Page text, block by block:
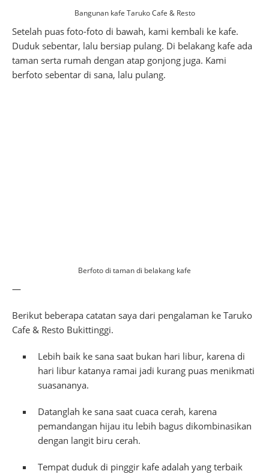
Bangunan kafe Taruko Cafe & Resto
Setelah puas foto-foto di bawah, kami kembali ke kafe.
Duduk sebentar, lalu bersiap pulang. Di belakang kafe ada
taman serta rumah dengan atap gonjong juga. Kami
berfoto sebentar di sana, lalu pulang.
Berfoto di taman di belakang kafe
—
Berikut beberapa catatan saya dari pengalaman ke Taruko
Cafe & Resto Bukittinggi.
Lebih baik ke sana saat bukan hari libur, karena di
hari libur katanya ramai jadi kurang puas menikmati
suasananya.
Datanglah ke sana saat cuaca cerah, karena
pemandangan hijau itu lebih bagus dikombinasikan
dengan langit biru cerah.
Tempat duduk di pinggir kafe adalah yang terbaik